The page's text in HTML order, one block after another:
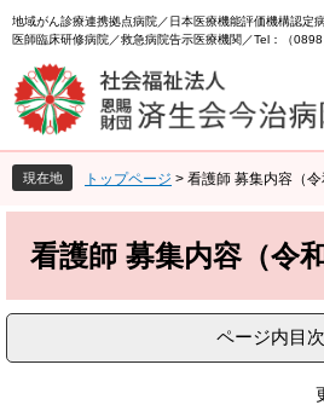
ペ
ー
の
で
す
。
メ
ニ
ー
ば
し
て
地域がん診療連携拠点病院
日本医療機能評価機構認定
医師臨床研修病院
救急病院告示医療機関 Tel：（0898
現在地 トップページ > 看護師 募集内容（令
看護師 募集内容（令
ページ内目次